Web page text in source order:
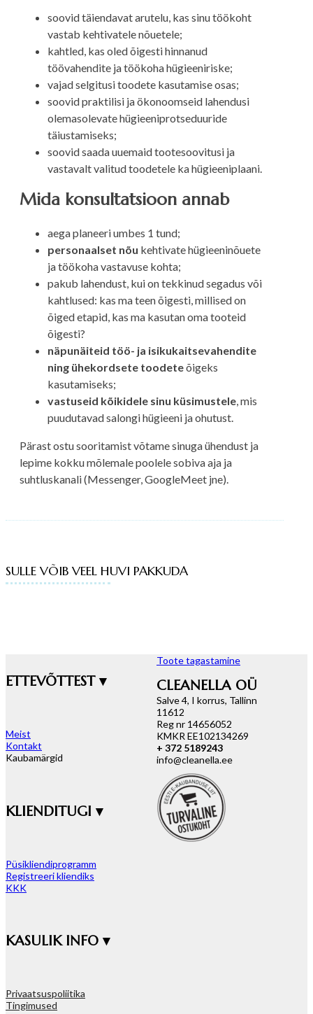
soovid täiendavat arutelu, kas sinu töökoht
vastab kehtivatele nõuetele;
kahtled, kas oled õigesti hinnanud
töövahendite ja töökoha hügieeniriske;
vajad selgitusi toodete kasutamise osas;
soovid praktilisi ja ökonoomseid lahendusi
olemasolevate hügieeniprotseduuride
täiustamiseks;
soovid saada uuemaid tootesoovitusi ja
vastavalt valitud toodetele ka hügieeniplaani.
Mida konsultatsioon annab
aega planeeri umbes 1 tund;
personaalset nõu kehtivate hügieeninõuete
ja töökoha vastavuse kohta;
pakub lahendust, kui on tekkinud segadus või
kahtlused: kas ma teen õigesti, millised on
õiged etapid, kas ma kasutan oma tooteid
õigesti?
näpunäiteid töö- ja isikukaitsevahendite
ning ühekordsete toodeteõigeks
kasutamiseks;
vastuseid kõikidele sinu küsimustele , mis
puudutavad salongi hügieeni ja ohutust.
Pärast ostu sooritamist võtame sinuga ühendust ja
lepime kokku mõlemale poolele sobiva aja ja
suhtluskanali (Messenger, GoogleMeet jne).
SULLE VÕIB VEEL HUVI PAKKUDA
ETTEVÕTTEST ▾
Meist
Kontakt
Kaubamärgid
KLIENDITUGI ▾
Püsikliendiprogramm
Registreeri kliendiks
KKK
KASULIK INFO ▾
Privaatsuspoliitika
Tingimused
Toote tagastamine
CLEANELLA OÜ
Salve 4, I korrus, Tallinn
11612
Reg nr 14656052
KMKR EE102134269
+ 372 5189243
info@cleanella.ee